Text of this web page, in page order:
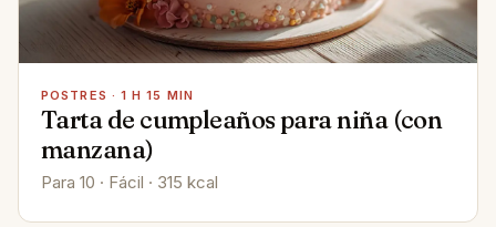
POSTRES · 1 H 15 MIN
Tarta de cumpleaños para niña (con
manzana)
Para 10 · Fácil · 315 kcal